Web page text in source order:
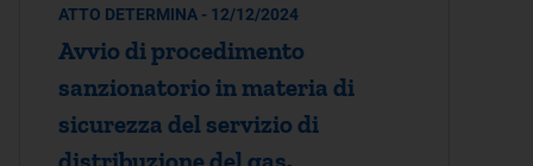
ATTO DETERMINA - 12/12/2024
Avvio di procedimento
sanzionatorio in materia di
sicurezza del servizio di